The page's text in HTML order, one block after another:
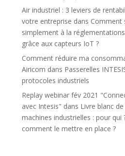
Air industriel : 3 leviers de
votre entreprise dans Comment
simplement à la
grâce aux capteurs IoT ?
Comment réduire ma
Airicom dans Passerelles
protocoles industriels
Replay webinar fév 2021
avec Intesis" dans Livre blanc
machines industrielles : pour qui
comment le mettre en place ?